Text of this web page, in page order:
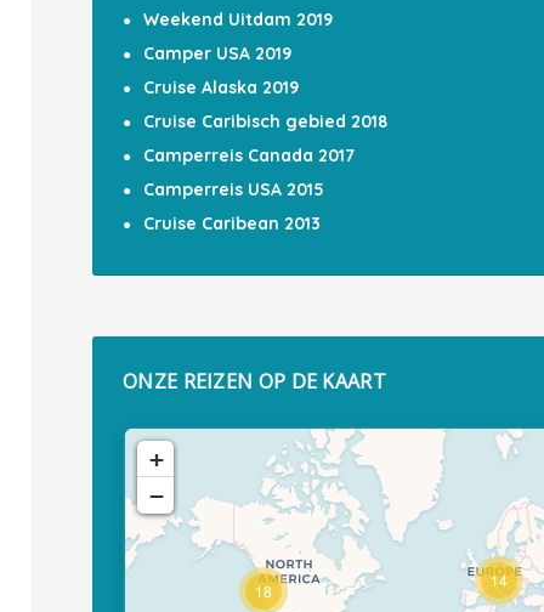
Weekend Uitdam 2019
Camper USA 2019
Cruise Alaska 2019
Cruise Caribisch gebied 2018
Camperreis Canada 2017
Camperreis USA 2015
Cruise Caribean 2013
ONZE REIZEN OP DE KAART
18
14
+
−